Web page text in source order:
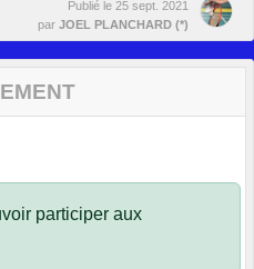
Publié le 25 sept. 2021
par JOEL PLANCHARD (*)
participer aux